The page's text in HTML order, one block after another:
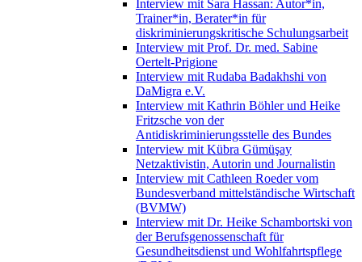
Interview mit Sara Hassan: Autor*in,
Trainer*in, Berater*in für
diskriminierungskritische Schulungsarbeit
Interview mit Prof. Dr. med. Sabine
Oertelt-Prigione
Interview mit Rudaba Badakhshi von
DaMigra e.V.
Interview mit Kathrin Böhler und Heike
Fritzsche von der
Antidiskriminierungsstelle des Bundes
Interview mit Kübra Gümüşay
Netzaktivistin, Autorin und Journalistin
Interview mit Cathleen Roeder vom
Bundesverband mittelständische Wirtschaft
(BVMW)
Interview mit Dr. Heike Schambortski von
der Berufsgenossenschaft für
Gesundheitsdienst und Wohlfahrtspflege